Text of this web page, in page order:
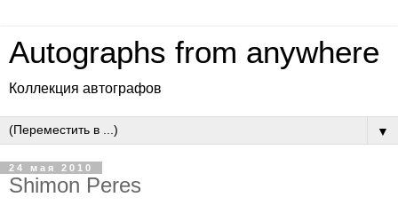
Autographs from anywhere
Коллекция автографов
▼
24 мая 2010
Shimon Peres